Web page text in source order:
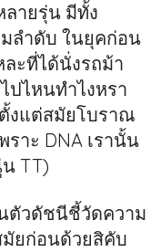
ายรุ่น มีทั้ง
ลำดับ ในยุคก่อน
ะที่ได้นั่งรถม้า
ปไหนทำไงหรา
งแต่สมัยโบราณ
าะ DNA เรานั้น
TT)
ตัวดัชนีชี้วัดความ
ยก่อนด้วยสิคับ